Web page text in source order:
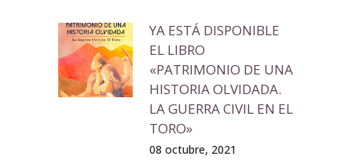
YA ESTÁ DISPONIBLE
EL LIBRO
«PATRIMONIO DE UNA
HISTORIA OLVIDADA.
LA GUERRA CIVIL EN EL
TORO»
08 octubre, 2021